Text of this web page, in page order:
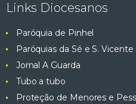
Links Diocesanos
Paróquia de Pinhel
Paróquias da Sé e S. Vicente
Jornal A Guarda
Tubo a tubo
Proteção de Menores e